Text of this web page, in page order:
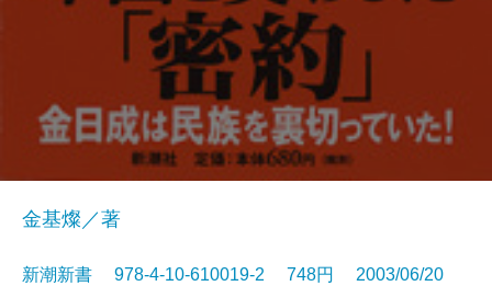
金基燦／著
新潮新書 978-4-10-610019-2 748円 2003/06/20